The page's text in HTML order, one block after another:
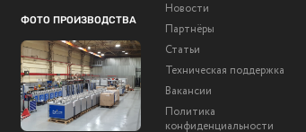
ФОТО ПРОИЗВОДСТВА
Новости
Партнёры
Статьи
Техническая поддержка
Вакансии
Политика
конфиденциальности